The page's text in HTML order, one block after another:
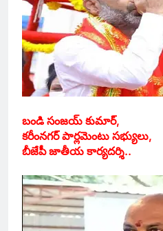
బండి సంజయ్ కుమార్,
కరీంనగర్ పార్లమెంటు సభ్యులు,
బీజేపీ జాతీయ కార్యదర్శి..